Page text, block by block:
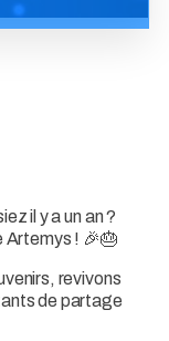
il y a un an ?
Artemys ! 🎉🎂
revivons
de partage